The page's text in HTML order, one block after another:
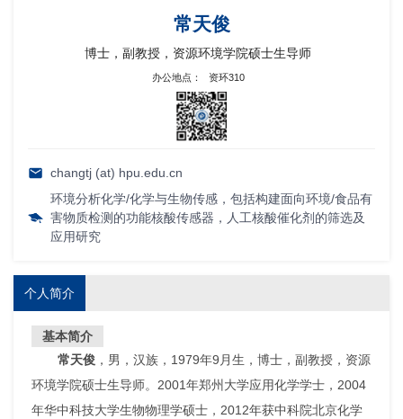
常天俊
博士，副教授，资源环境学院硕士生导师
办公地点： 资环310
changtj (at) hpu.edu.cn
环境分析化学/化学与生物传感，包括构建面向环境/食品有
害物质检测的功能核酸传感器，人工核酸催化剂的筛选及
应用研究
个人简介
基本简介
常天俊，男，汉族，1979年9月生，博士，副教授，资源
环境学院硕士生导师。2001年郑州大学应用化学学士，2004
年华中科技大学生物物理学硕士，2012年获中科院北京化学